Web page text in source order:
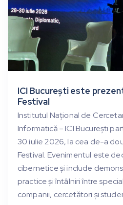
ICI București este
Festival
Institutul Național de
Informatică – ICI București
30 iulie 2026, la cea de-a
Festival. Evenimentul este
cibernetice și include
practice și întâlniri între
companii, cercetători și